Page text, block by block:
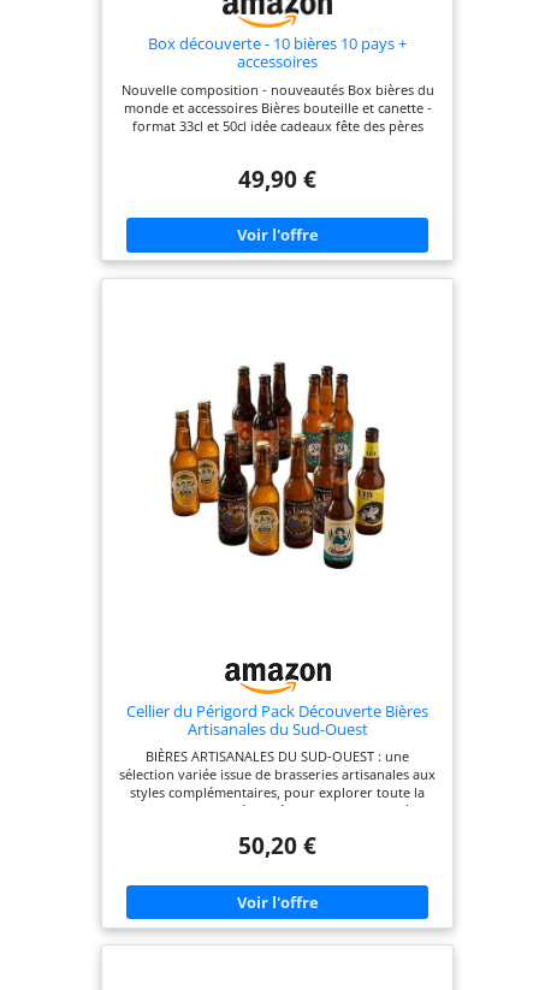
Box découverte - 10 bières 10 pays +
accessoires
Nouvelle composition - nouveautés Box bières du
monde et accessoires Bières bouteille et canette -
format 33cl et 50cl idée cadeaux fête des pères
49,90 €
Cellier du Périgord Pack Découverte Bières
Artisanales du Sud-Ouest
BIÈRES ARTISANALES DU SUD-OUEST : une
sélection variée issue de brasseries artisanales aux
styles complémentaires, pour explorer toute la
richesse et la créativité du brassage local, à
LES STYLES : une blonde équilibrée et fraîche, des
secs, des IPA aromatiques marquées par le
houblon et les agrumes, pour une dégustation
complète et conviviale SPÉCIALITÉ DU PÉRIGORD :
une bière brassée avec des noix du Périgord,
50,20 €